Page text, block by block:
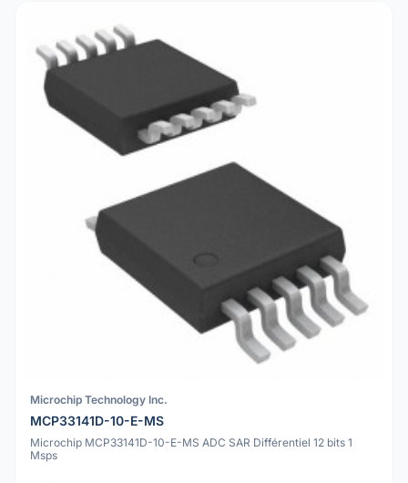
Microchip Technology Inc.
MCP33141D-10-E-MS
Microchip MCP33141D-10-E-MS ADC SAR Différentiel 12 bits 1
Msps